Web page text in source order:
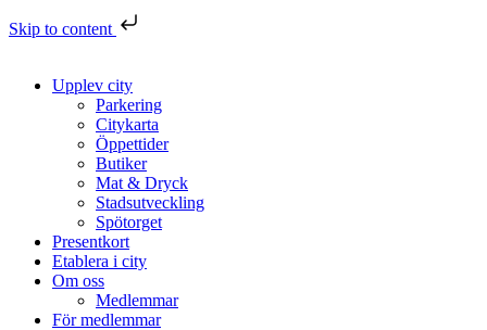
Skip to content
Upplev city
Parkering
Citykarta
Öppettider
Butiker
Mat & Dryck
Stadsutveckling
Spötorget
Presentkort
Etablera i city
Om oss
Medlemmar
För medlemmar